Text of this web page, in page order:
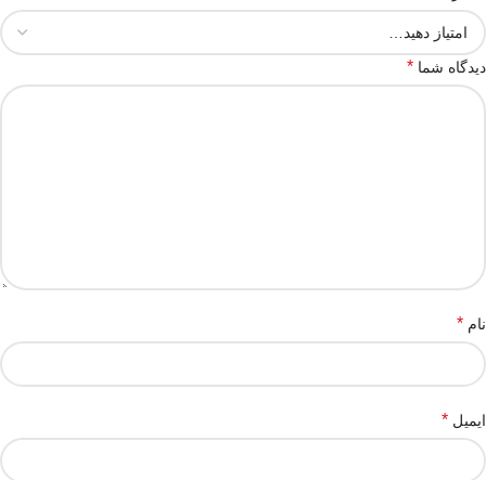
دیدگاه شما *
نام *
ایمیل *